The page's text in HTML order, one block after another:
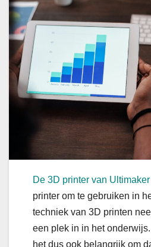
De 3D printer van Ultimaker
printer om te gebruiken in
techniek van 3D printen
een plek in in het
het dus ook belangrijk om